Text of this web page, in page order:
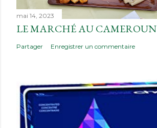
mai 14, 2023
LE MARCHÉ AU CAMEROUN
Partager Enregistrer un commentaire